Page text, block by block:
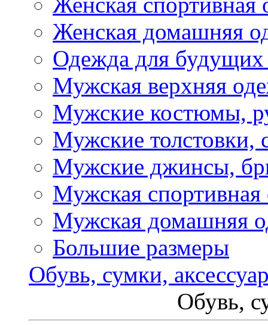
Женская домашняя
Одежда для
Мужская верхняя
Мужские костюмы,
Мужские толстовки,
Мужские джинсы,
Мужская спортивная
Мужская домашняя
Большие размеры
Обувь, сумки,
Обувь,